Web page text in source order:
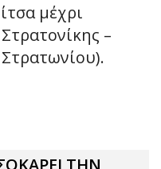
μέχρι
–
ΤΗΝ